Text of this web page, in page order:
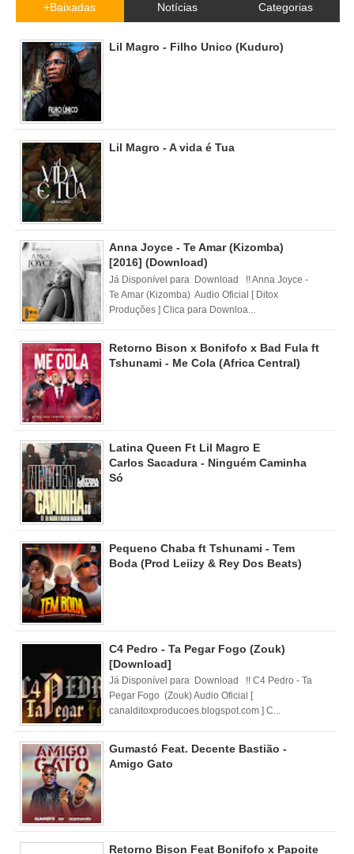
+Baixadas Notícias Categorias
Lil Magro - Filho Unico (Kuduro)
Lil Magro - A vida é Tua
Anna Joyce - Te Amar (Kizomba)
[2016] (Download)
Já Disponível para Download !! Anna Joyce -
Te Amar (Kizomba) Audio Oficial [ Ditox
Produções ] Clica para Downloa...
Retorno Bison x Bonifofo x Bad Fula ft
Tshunami - Me Cola (Africa Central)
Latina Queen Ft Lil Magro E
Carlos Sacadura - Ninguém Caminha
Só
Pequeno Chaba ft Tshunami - Tem
Boda (Prod Leiizy & Rey Dos Beats)
C4 Pedro - Ta Pegar Fogo (Zouk)
[Download]
Já Disponível para Download !! C4 Pedro - Ta
Pegar Fogo (Zouk) Audio Oficial [
canalditoxproducoes.blogspot.com ] C...
Gumastó Feat. Decente Bastião -
Amigo Gato
Retorno Bison Feat Bonifofo x Papoite